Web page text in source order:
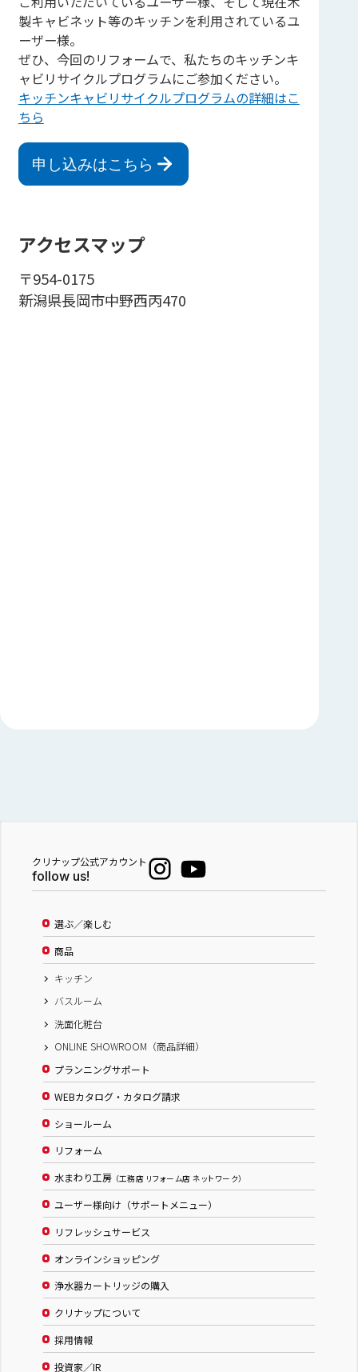
製キャビネット等のキッチンを利用されているユ
ーザー様。
ぜひ、今回のリフォームで、私たちのキッチンキ
ャビリサイクルプログラムにご参加ください。
キッチンキャビリサイクルプログラムの詳細はこ
ちら
申し込みはこちら
アクセスマップ
〒954-0175
新潟県長岡市中野西丙470
クリナップ公式アカウント
follow us!
選ぶ／楽しむ
商品
キッチン
バスルーム
洗面化粧台
ONLINE SHOWROOM（商品詳細）
プランニングサポート
WEBカタログ・カタログ請求
ショールーム
リフォーム
水まわり工房 （工務店 リフォーム店 ネットワーク）
ユーザー様向け（サポートメニュー）
リフレッシュサービス
オンラインショッピング
浄水器カートリッジの購入
クリナップについて
採用情報
投資家／IR